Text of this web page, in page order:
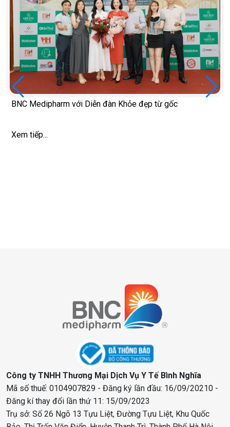
BNC Medipharm với Diễn đàn Khỏe đẹp từ gốc
Xem tiếp...
Công ty TNHH Thương Mại Dịch Vụ Y Tế Bình Nghĩa
Mã số thuế: 0104907829 - Đăng ký lần đầu: 16/09/20210 -
Đăng kí thay đổi lần thứ 11: 15/09/2023
Trụ sở: Số 26 Ngõ 13 Tựu Liệt, Đường Tựu Liệt, Khu Quốc